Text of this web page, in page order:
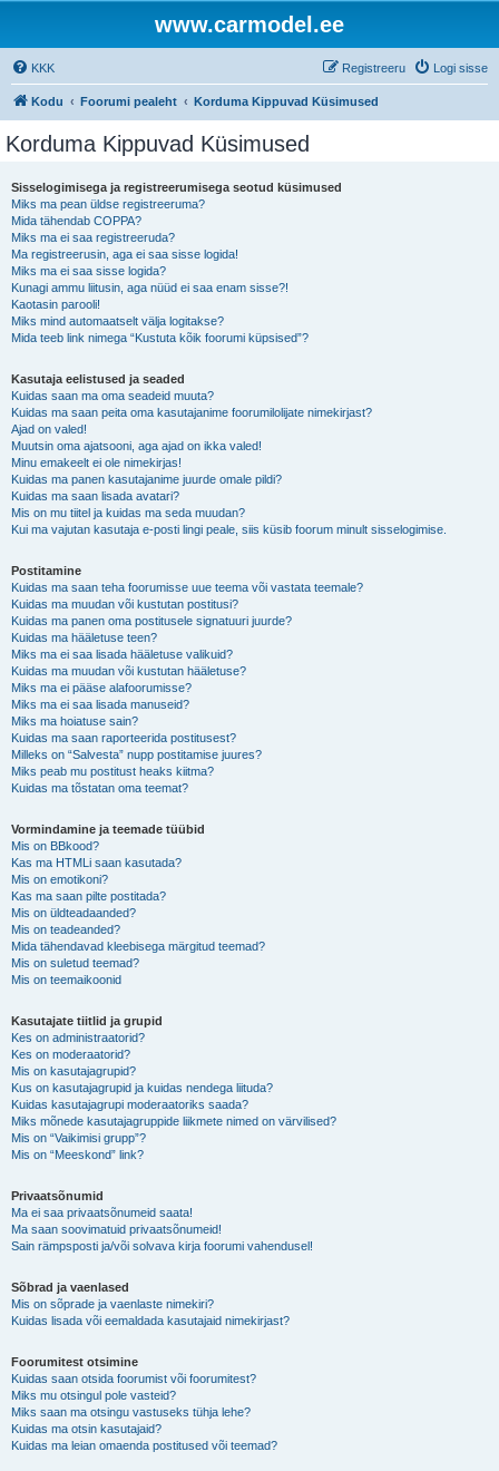
www.carmodel.ee
KKK Logi sisse
Registreeru
Kodu Foorumi pealeht Korduma Kippuvad Küsimused
Korduma Kippuvad Küsimused
Sisselogimisega ja registreerumisega seotud küsimused
Miks ma pean üldse registreeruma?
Mida tähendab COPPA?
Miks ma ei saa registreeruda?
Ma registreerusin, aga ei saa sisse logida!
Miks ma ei saa sisse logida?
Kunagi ammu liitusin, aga nüüd ei saa enam sisse?!
Kaotasin parooli!
Miks mind automaatselt välja logitakse?
Mida teeb link nimega “Kustuta kõik foorumi küpsised”?
Kasutaja eelistused ja seaded
Kuidas saan ma oma seadeid muuta?
Kuidas ma saan peita oma kasutajanime foorumilolijate nimekirjast?
Ajad on valed!
Muutsin oma ajatsooni, aga ajad on ikka valed!
Minu emakeelt ei ole nimekirjas!
Kuidas ma panen kasutajanime juurde omale pildi?
Kuidas ma saan lisada avatari?
Mis on mu tiitel ja kuidas ma seda muudan?
Kui ma vajutan kasutaja e-posti lingi peale, siis küsib foorum minult sisselogimise.
Postitamine
Kuidas ma saan teha foorumisse uue teema või vastata teemale?
Kuidas ma muudan või kustutan postitusi?
Kuidas ma panen oma postitusele signatuuri juurde?
Kuidas ma hääletuse teen?
Miks ma ei saa lisada hääletuse valikuid?
Kuidas ma muudan või kustutan hääletuse?
Miks ma ei pääse alafoorumisse?
Miks ma ei saa lisada manuseid?
Miks ma hoiatuse sain?
Kuidas ma saan raporteerida postitusest?
Milleks on “Salvesta” nupp postitamise juures?
Miks peab mu postitust heaks kiitma?
Kuidas ma tõstatan oma teemat?
Vormindamine ja teemade tüübid
Mis on BBkood?
Kas ma HTMLi saan kasutada?
Mis on emotikoni?
Kas ma saan pilte postitada?
Mis on üldteadaanded?
Mis on teadeanded?
Mida tähendavad kleebisega märgitud teemad?
Mis on suletud teemad?
Mis on teemaikoonid
Kasutajate tiitlid ja grupid
Kes on administraatorid?
Kes on moderaatorid?
Mis on kasutajagrupid?
Kus on kasutajagrupid ja kuidas nendega liituda?
Kuidas kasutajagrupi moderaatoriks saada?
Miks mõnede kasutajagruppide liikmete nimed on värvilised?
Mis on “Vaikimisi grupp”?
Mis on “Meeskond” link?
Privaatsõnumid
Ma ei saa privaatsõnumeid saata!
Ma saan soovimatuid privaatsõnumeid!
Sain rämpsposti ja/või solvava kirja foorumi vahendusel!
Sõbrad ja vaenlased
Mis on sõprade ja vaenlaste nimekiri?
Kuidas lisada või eemaldada kasutajaid nimekirjast?
Foorumitest otsimine
Kuidas saan otsida foorumist või foorumitest?
Miks mu otsingul pole vasteid?
Miks saan ma otsingu vastuseks tühja lehe?
Kuidas ma otsin kasutajaid?
Kuidas ma leian omaenda postitused või teemad?